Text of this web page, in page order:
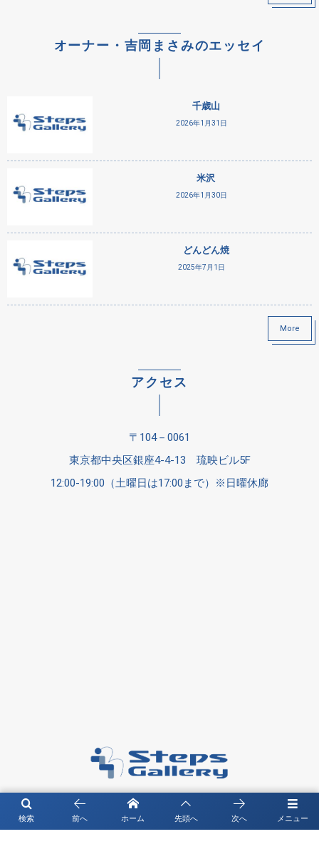
メニュー
検索 前へ ホーム 先頭へ 次へ
オーナー・吉岡まさみのエッセイ
千歳山
2026年1月31日
米沢
2026年1月30日
どんどん焼
2025年7月1日
More
アクセス
〒104－0061
東京都中央区銀座4-4-13 琉映ビル5F
12:00-19:00（土曜日は17:00まで）※日曜休廊
〒104－0061 東京都中央区銀座4-4-13 琉映ビル5F